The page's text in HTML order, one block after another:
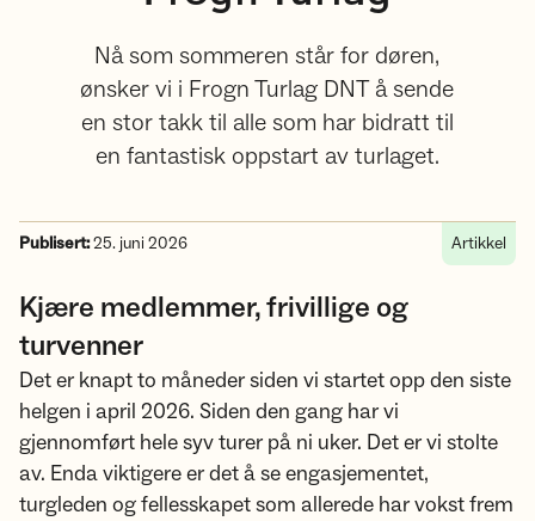
Nå som sommeren står for døren,
ønsker vi i Frogn Turlag DNT å sende
en stor takk til alle som har bidratt til
en fantastisk oppstart av turlaget.
Publisert:25. juni 2026 Artikkel
Kjære medlemmer, frivillige og
turvenner
Det er knapt to måneder siden vi startet opp den siste
helgen i april 2026. Siden den gang har vi
gjennomført hele syv turer på ni uker. Det er vi stolte
av. Enda viktigere er det å se engasjementet,
turgleden og fellesskapet som allerede har vokst frem